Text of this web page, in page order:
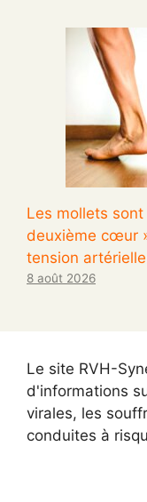
Les mollets
deuxième cœur
tension artérielle
8 août 2026
Le site RVH-
d'informations
virales, les
conduites à